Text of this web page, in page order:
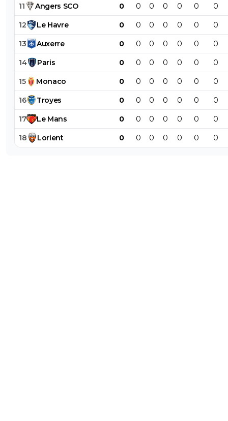
11 Angers SCO 0 0 0 0 0 0 0
12 Le Havre 0 0 0 0 0 0 0
13 Auxerre 0 0 0 0 0 0 0
14 Paris 0 0 0 0 0 0 0
15 Monaco 0 0 0 0 0 0 0
16 Troyes 0 0 0 0 0 0 0
17 Le Mans 0 0 0 0 0 0 0
18 Lorient 0 0 0 0 0 0 0